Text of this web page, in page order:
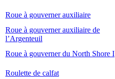
Roue à gouverner auxiliaire
Roue à gouverner auxiliaire de
l’Argenteuil
Roue à gouverner du North Shore I
Roulette de calfat